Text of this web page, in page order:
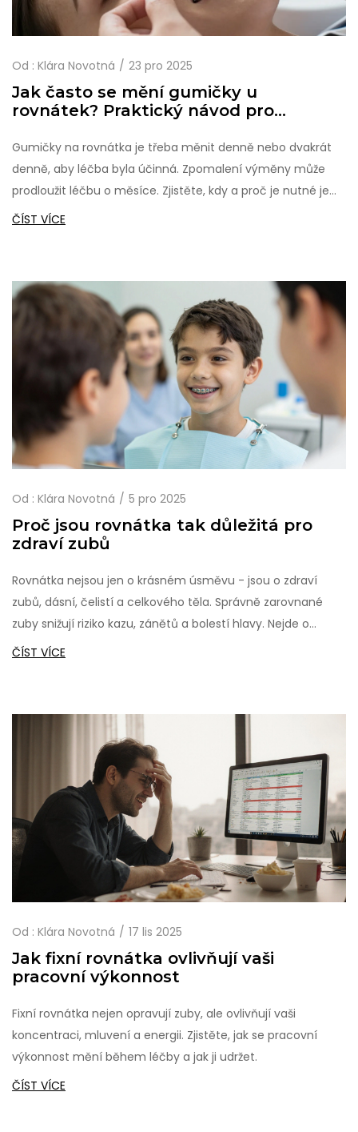
Od : Klára Novotná 23 pro 2025
Jak často se mění gumičky u
rovnátek? Praktický návod pro
Gumičky na rovnátka je třeba měnit denně nebo dvakrát
denně, aby léčba byla účinná. Zpomalení výměny může
prodloužit léčbu o měsíce. Zjistěte, kdy a proč je nutné je
měnit, a jak se vyhnout běžným chybám.
ČÍST VÍCE
Od : Klára Novotná 5 pro 2025
Proč jsou rovnátka tak důležitá pro
zdraví zubů
Rovnátka nejsou jen o krásném úsměvu - jsou o zdraví
zubů, dásní, čelistí a celkového těla. Správně zarovnané
zuby snižují riziko kazu, zánětů a bolestí hlavy. Nejde o
estetiku, ale o prevenci.
ČÍST VÍCE
Od : Klára Novotná 17 lis 2025
Jak fixní rovnátka ovlivňují vaši
pracovní výkonnost
Fixní rovnátka nejen opravují zuby, ale ovlivňují vaši
koncentraci, mluvení a energii. Zjistěte, jak se pracovní
výkonnost mění během léčby a jak ji udržet.
ČÍST VÍCE